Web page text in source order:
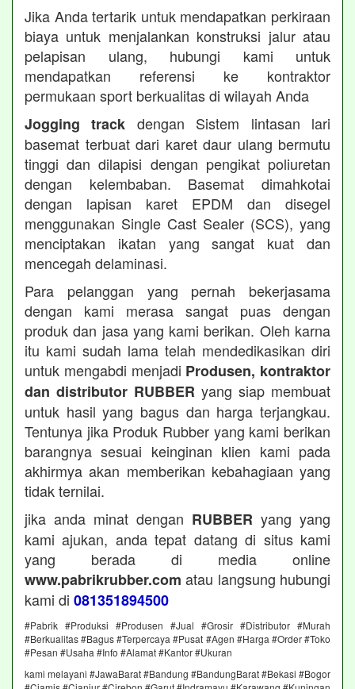
Jika Anda tertarik untuk mendapatkan perkiraan
biaya untuk menjalankan konstruksi jalur atau
pelapisan ulang, hubungi kami untuk
mendapatkan referensi ke kontraktor
permukaan sport berkualitas di wilayah Anda
Jogging track dengan Sistem lintasan lari
basemat terbuat dari karet daur ulang bermutu
tinggi dan dilapisi dengan pengikat poliuretan
dengan kelembaban. Basemat dimahkotai
dengan lapisan karet EPDM dan disegel
menggunakan Single Cast Sealer (SCS), yang
menciptakan ikatan yang sangat kuat dan
mencegah delaminasi.
Para pelanggan yang pernah bekerjasama
dengan kami merasa sangat puas dengan
produk dan jasa yang kami berikan. Oleh karna
itu kami sudah lama telah mendedikasikan diri
untuk mengabdi menjadi Produsen, kontraktor
dan distributor RUBBER yang siap membuat
untuk hasil yang bagus dan harga terjangkau.
Tentunya jika Produk Rubber yang kami berikan
barangnya sesuai keinginan klien kami pada
akhirmya akan memberikan kebahagiaan yang
tidak ternilai.
jika anda minat dengan RUBBER yang yang
kami ajukan, anda tepat datang di situs kami
yang berada di media online
www.pabrikrubber.com atau langsung hubungi
kami di 081351894500
#Pabrik #Produksi #Produsen #Jual #Grosir #Distributor #Murah
#Berkualitas #Bagus #Terpercaya #Pusat #Agen #Harga #Order #Toko
#Pesan #Usaha #Info #Alamat #Kantor #Ukuran
kami melayani #JawaBarat #Bandung #BandungBarat #Bekasi #Bogor